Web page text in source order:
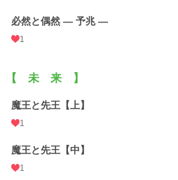
必然と偶然 ― 予兆 ―
1
【 未 来 】
魔王と先王【上】
1
魔王と先王【中】
1